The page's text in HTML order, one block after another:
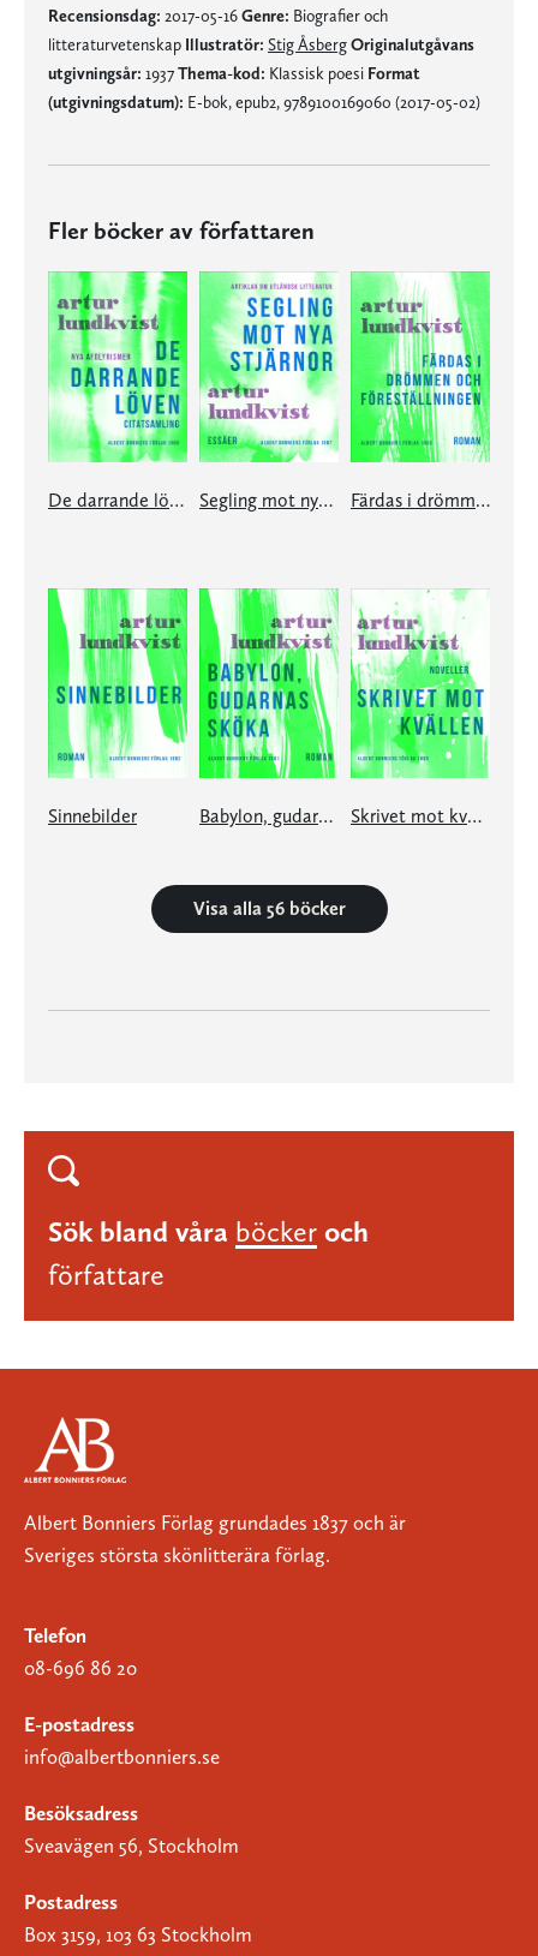
Recensionsdag: 2017-05-16Genre: Biografier och
litteraturvetenskap Illustratör: Stig ÅsbergOriginalutgåvans
utgivningsår: 1937Thema-kod: Klassisk poesi Format
(utgivningsdatum): E-bok, epub2, 9789100169060 (2017-05-02)
Fler böcker av författaren
De darrande löven Segling mot nya stjärnor Färdas i drömmen och föreställningen
Sinnebilder Babylon, gudarnas sköka Skrivet mot kvällen
Visa alla 56 böcker
Sök bland våra böcker och
författare
Albert Bonniers Förlag grundades 1837 och är
Sveriges största skönlitterära förlag.
Telefon
08-696 86 20
E-postadress
info@albertbonniers.se
Besöksadress
Sveavägen 56, Stockholm
Postadress
Box 3159, 103 63 Stockholm